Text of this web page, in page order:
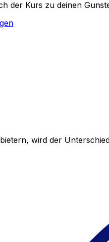
der Kurs zu deinen
wird der